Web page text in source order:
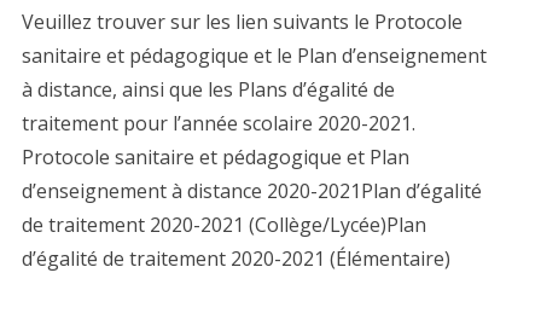
Veuillez trouver sur les lien suivants le Protocole
sanitaire et pédagogique et le Plan d’enseignement
à distance, ainsi que les Plans d’égalité de
traitement pour l’année scolaire 2020-2021.
Protocole sanitaire et pédagogique et Plan
d’enseignement à distance 2020-2021Plan d’égalité
de traitement 2020-2021 (Collège/Lycée)Plan
d’égalité de traitement 2020-2021 (Élémentaire)